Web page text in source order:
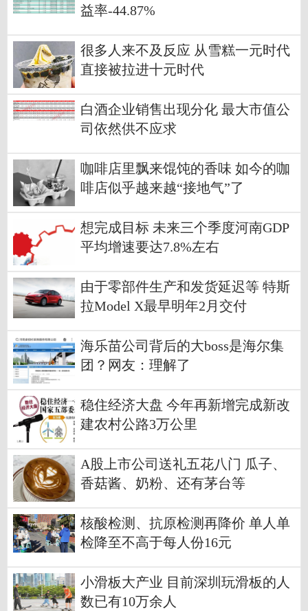
益率-44.87%
很多人来不及反应 从雪糕一元时代
直接被拉进十元时代
白酒企业销售出现分化 最大市值公
司依然供不应求
咖啡店里飘来馄饨的香味 如今的咖
啡店似乎越来越“接地气”了
想完成目标 未来三个季度河南GDP
平均增速要达7.8%左右
由于零部件生产和发货延迟等 特斯
拉Model X最早明年2月交付
海乐苗公司背后的大boss是海尔集
团？网友：理解了
稳住经济大盘 今年再新增完成新改
建农村公路3万公里
A股上市公司送礼五花八门 瓜子、
香菇酱、奶粉、还有茅台等
核酸检测、抗原检测再降价 单人单
检降至不高于每人份16元
小滑板大产业 目前深圳玩滑板的人
数已有10万余人